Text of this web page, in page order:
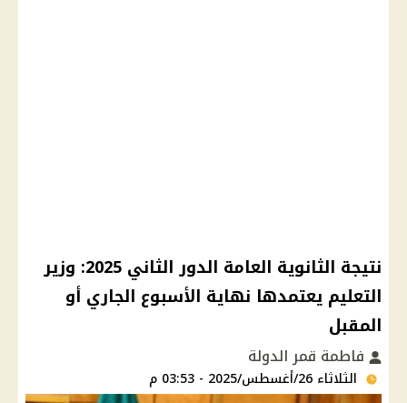
نتيجة الثانوية العامة الدور الثاني 2025: وزير
التعليم يعتمدها نهاية الأسبوع الجاري أو
المقبل
فاطمة قمر الدولة
الثلاثاء 26/أغسطس/2025 - 03:53 م